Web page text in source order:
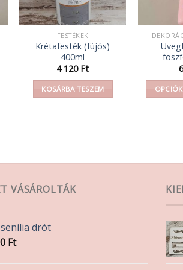
FESTÉKEK
Krétafesték (fújós)
400ml
4 120 Ft
KOSÁRBA TESZEM
VÁSÁROLTÁK
drót
Ft